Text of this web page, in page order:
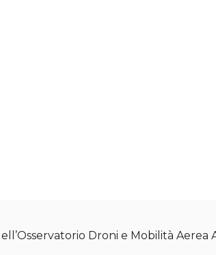
Droni e Mobilità Aerea